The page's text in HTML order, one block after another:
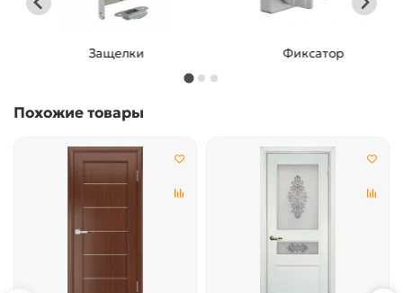
Защелки Фиксатор
Похожие товары